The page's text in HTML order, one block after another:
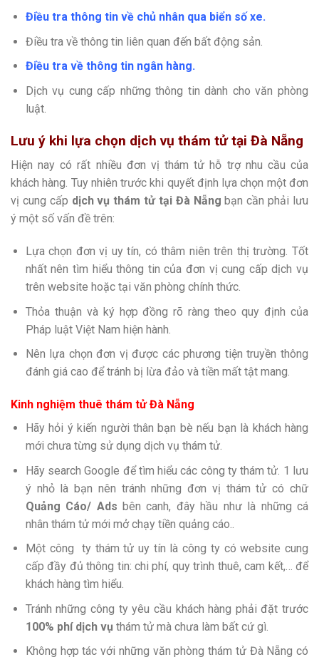
Điều tra thông tin về chủ nhân qua biển số xe.
Điều tra về thông tin liên quan đến bất động sản.
Điều tra về thông tin ngân hàng.
Dịch vụ cung cấp những thông tin dành cho văn phòng
luật.
Lưu ý khi lựa chọn dịch vụ thám tử tại Đà Nẵng
Hiện nay có rất nhiều đơn vị thám tử hỗ trợ nhu cầu của
khách hàng. Tuy nhiên trước khi quyết định lựa chọn một đơn
vị cung cấp dịch vụ thám tử tại Đà Nẵng bạn cần phải lưu
ý một số vấn đề trên:
Lựa chọn đơn vị uy tín, có thâm niên trên thị trường. Tốt
nhất nên tìm hiểu thông tin của đơn vị cung cấp dịch vụ
trên website hoặc tại văn phòng chính thức.
Thỏa thuận và ký hợp đồng rõ ràng theo quy định của
Pháp luật Việt Nam hiện hành.
Nên lựa chọn đơn vị được các phương tiện truyền thông
đánh giá cao để tránh bị lừa đảo và tiền mất tật mang.
Kinh nghiệm thuê thám tử Đà Nẵng
Hãy hỏi ý kiến người thân bạn bè nếu bạn là khách hàng
mới chưa từng sử dụng dịch vụ thám tử.
Hãy search Google để tìm hiểu các công ty thám tử. 1 lưu
ý nhỏ là bạn nên tránh những đơn vị thám tử có chữ
Quảng Cáo/ Ads bên canh, đây hầu như là những cá
nhân thám tử mới mở chạy tiền quảng cáo..
Một công ty thám tử uy tín là công ty có website cung
cấp đầy đủ thông tin: chi phí, quy trình thuê, cam kết,… để
khách hàng tìm hiểu.
Tránh những công ty yêu cầu khách hàng phải đặt trước
100% phí dịch vụ thám tử mà chưa làm bất cứ gì.
Không hợp tác với những văn phòng thám tử Đà Nẵng có